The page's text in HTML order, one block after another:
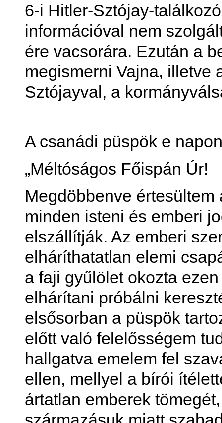
6-i Hitler-Sztójay-
információval nem
ére vacsorára. Ezután a
megismerni Vajna, illetve
Sztójayval, a
A csanádi püspök e
„Méltóságos Főispán Úr!
Megdöbbenve
minden isteni és emberi
elszállítják. Az emberi
elháríthatatlan elemi
a faji gyűlölet okozta
elhárítani próbálni
elsősorban a püspök
előtt való felelősségem
hallgatva emelem fel
ellen, mellyel a bírói
ártatlan emberek